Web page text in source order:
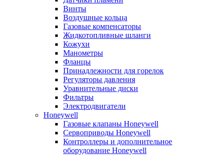
Винты
Воздушные кольца
Газовые компенсаторы
Жидкотопливные шланги
Кожухи
Манометры
Фланцы
Принадлежности для горелок
Регуляторы давления
Уравнительные диски
Фильтры
Электродвигатели
Honeywell
Газовые клапаны Honeywell
Сервоприводы Honeywell
Контроллеры и дополнительное
оборудование Honeywell